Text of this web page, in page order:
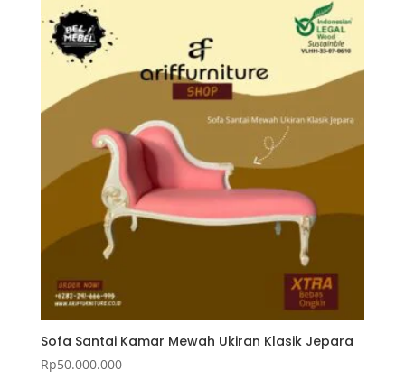
Sofa Santai Kamar Mewah Ukiran Klasik Jepara
Rp50.000.000